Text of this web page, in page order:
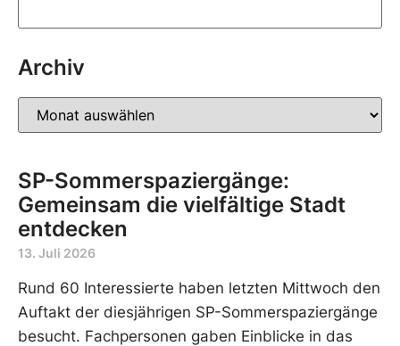
Archiv
SP-Sommerspaziergänge:
Gemeinsam die vielfältige Stadt
entdecken
13. Juli 2026
Rund 60 Interessierte haben letzten Mittwoch den
Auftakt der diesjährigen SP-Sommerspaziergänge
besucht. Fachpersonen gaben Einblicke in das